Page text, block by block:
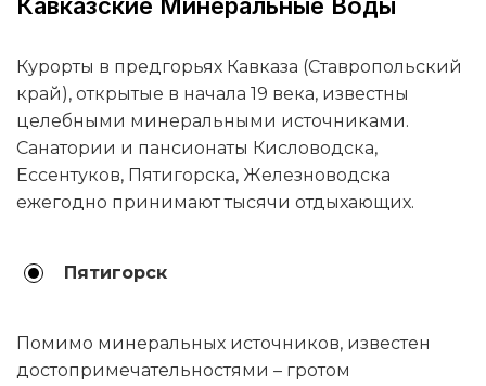
Курорты в предгорьях Кавказа (Ставропольский
край), открытые в начала 19 века, известны
целебными минеральными источниками.
Санатории и пансионаты Кисловодска,
Ессентуков, Пятигорска, Железноводска
ежегодно принимают тысячи отдыхающих.
Пятигорск
Помимо минеральных источников, известен
достопримечательностями – гротом